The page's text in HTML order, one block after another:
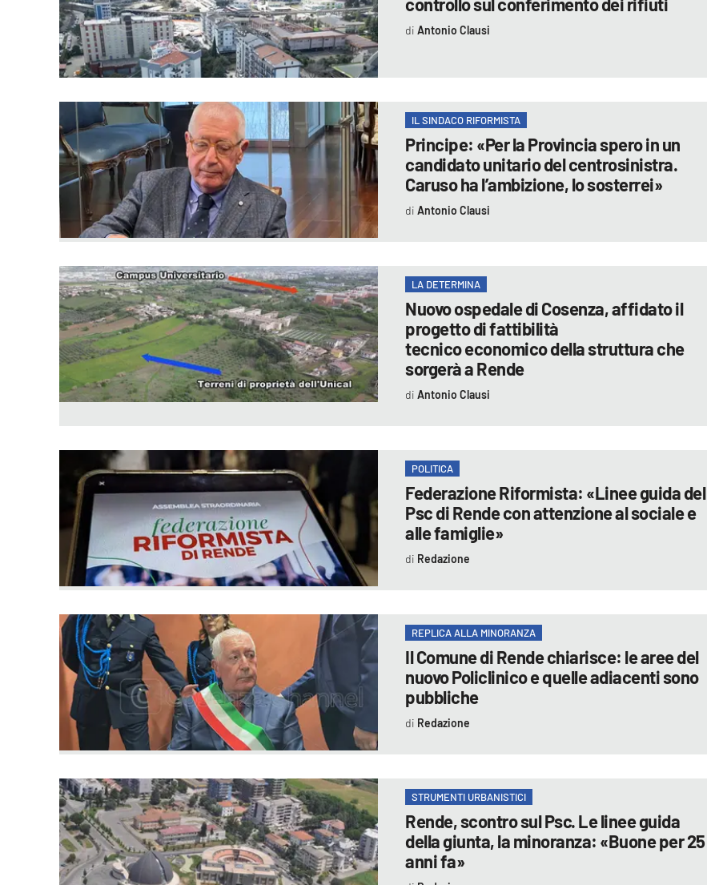
Antonio Clausi
IL SINDACO RIFORMISTA
Principe: «Per la Provincia spero in un
candidato unitario del centrosinistra.
Caruso ha l’ambizione, lo sosterrei»
Antonio Clausi
LA DETERMINA
Nuovo ospedale di Cosenza, affidato il
progetto di fattibilità
tecnico economico della struttura che
sorgerà a Rende
Antonio Clausi
POLITICA
Federazione Riformista: «Linee guida del
Psc di Rende con attenzione al sociale e
alle famiglie»
Redazione
REPLICA ALLA MINORANZA
Il Comune di Rende chiarisce: le aree del
nuovo Policlinico e quelle adiacenti sono
pubbliche
Redazione
STRUMENTI URBANISTICI
Rende, scontro sul Psc. Le linee guida
della giunta, la minoranza: «Buone per 25
anni fa»